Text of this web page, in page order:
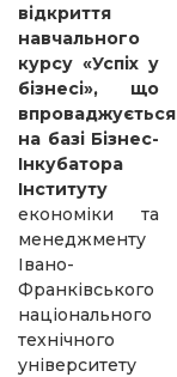
відкриття
навчального
курсу «Успіх у
бізнесі», що
впроваджується
на базі Бізнес-
Інкубатора
Інституту
економіки та
менеджменту
Івано-
Франківського
національного
технічного
університету